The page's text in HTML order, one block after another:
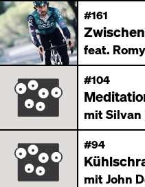
#161
feat.
#104
mit
#94
mit John